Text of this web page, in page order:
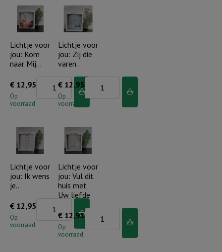
dan
de
golven..
aantal
de
Heer..
aantal
Lichtje voor
jou: Kom
naar Mij…
€ 12,95
Op
voorraad
Lichtje
naar
Mij...
aantal
Lichtje voor
jou: Zij die
varen..
€ 12,95
Op
voorraad
Lichtje
voor
jou:
die
varen..
aantal
Lichtje voor
jou: Ik wens
je..
€ 12,95
Op
voorraad
Lichtje voor
jou: Vul dit
huis met
Uw liefde
€ 12,95
Op
voorraad
Lichtje
voor